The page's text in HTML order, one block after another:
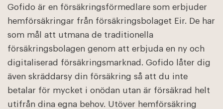
Gofido är en försäkringsförmedlare som erbjuder
hemförsäkringar från försäkringsbolaget Eir. De har
som mål att utmana de traditionella
försäkringsbolagen genom att erbjuda en ny och
digitaliserad försäkringsmarknad. Gofido låter dig
även skräddarsy din försäkring så att du inte
betalar för mycket i onödan utan är försäkrad helt
utifrån dina egna behov. Utöver hemförsäkring